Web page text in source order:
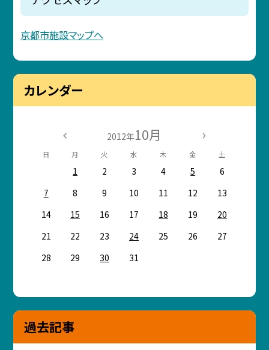
京都市施設マップへ
カレンダー
2012年10月
日 月 火 水 木 金 土
1 2 3 4 5
6
7
8 9 10 11 12
13
14
15 16 17 18 19
20
21
22 23 24 25 26
27
28
29 30 31
過去記事